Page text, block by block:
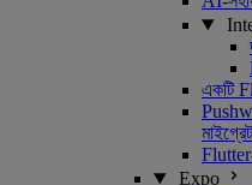
একটি
Expo